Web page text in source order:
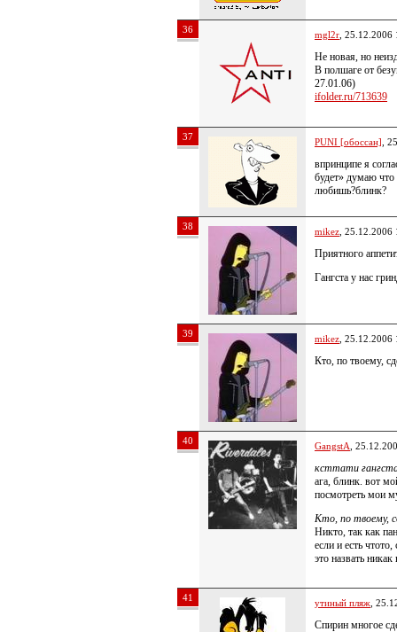
36 mgl2r , 25.12.2006
Не новая, но
В полшаге от
27.01.06)
ifolder.ru/713639
37 PUNI [обоссан] ,
впринципе я
будет» думаю что
любишь?блинк?
38 mikez , 25.12.2006
Приятного
Гангста у нас
39 mikez , 25.12.2006
Кто, по твоему,
40 GangstA ,
ксттати
ага, блинк. вот
посмотреть мои
Кто, по твоему,
Никто, так как
если и есть
это назвать никак
41 утиный пляж ,
Спирин многое